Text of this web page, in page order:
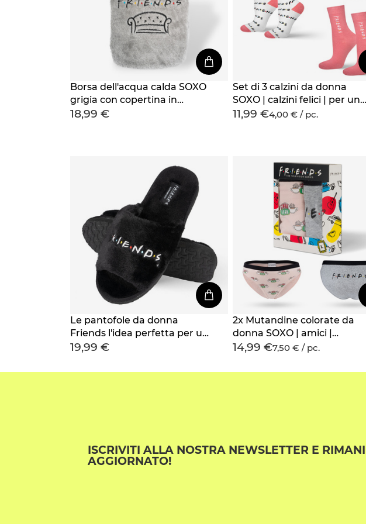
Borsa dell'acqua calda SOXO
grigia con copertina in
peluche FRIENDS, idea
18,99 €
Set di 3 calzini da donna
SOXO | calzini felici | per un
fan della serie Friends |
11,99 €4,00 € / pc.
Le pantofole da donna
Friends l'idea perfetta per un
regalo divertente
19,99 €
2x Mutandine colorate da
donna SOXO | amici |
perfetto per un regalo per lei
14,99 €7,50 € / pc.
ISCRIVITI ALLA NOSTRA NEWSLETTER E RIMANI
AGGIORNATO!